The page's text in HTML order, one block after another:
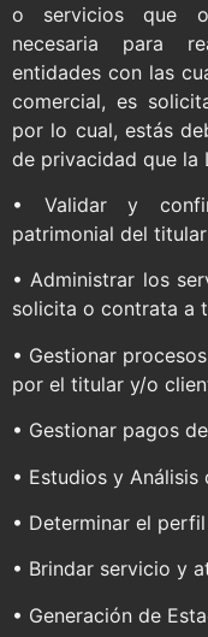
o servicios que
necesaria para
entidades con las
comercial, es
por lo cual, estás
de privacidad que la
• Validar y
patrimonial del
• Administrar los
solicita o contrata a
• Gestionar
por el titular y/o
• Gestionar pagos
• Estudios y Análisis
• Determinar el
• Brindar servicio y
• Generación de